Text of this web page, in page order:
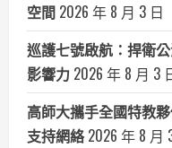
空間 2026 年 8 月 3 日
巡護七號啟航：捍衛
影響力 2026 年 8 月 3
高師大攜手全國特教
支持網絡 2026 年 8 月